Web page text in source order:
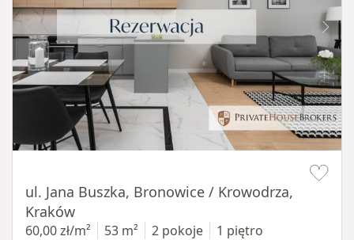
ul. Jana Buszka, Bronowice / Krowodrza,
Kraków
60,00 zł/m² 53 m² 2 pokoje 1 piętro